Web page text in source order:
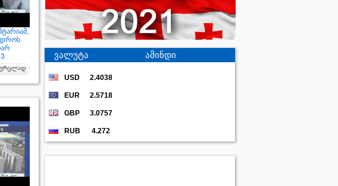
დროს
ვალუტა ამინდი
USD 2.4038
EUR 2.5718
GBP 3.0757
RUB 4.272